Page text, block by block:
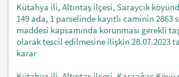
Kütahya ili, Altıntaş ilçesi, Saraycık
149 ada, 1 parselinde kayıtlı caminin 2863
maddesi kapsamında korunması gerekli
olarak tescil edilmesine ilişkin 28.07.2023
karar